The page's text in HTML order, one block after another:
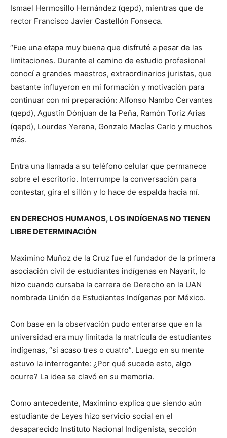
Ismael Hermosillo Hernández (qepd), mientras que de
rector Francisco Javier Castellón Fonseca.
“Fue una etapa muy buena que disfruté a pesar de las
limitaciones. Durante el camino de estudio profesional
conocí a grandes maestros, extraordinarios juristas, que
bastante influyeron en mi formación y motivación para
continuar con mi preparación: Alfonso Nambo Cervantes
(qepd), Agustín Dónjuan de la Peña, Ramón Toriz Arias
(qepd), Lourdes Yerena, Gonzalo Macías Carlo y muchos
más.
Entra una llamada a su teléfono celular que permanece
sobre el escritorio. Interrumpe la conversación para
contestar, gira el sillón y lo hace de espalda hacia mí.
EN DERECHOS HUMANOS, LOS INDÍGENAS NO TIENEN
LIBRE DETERMINACIÓN
Maximino Muñoz de la Cruz fue el fundador de la primera
asociación civil de estudiantes indígenas en Nayarit, lo
hizo cuando cursaba la carrera de Derecho en la UAN
nombrada Unión de Estudiantes Indígenas por México.
Con base en la observación pudo enterarse que en la
universidad era muy limitada la matrícula de estudiantes
indígenas, “si acaso tres o cuatro”. Luego en su mente
estuvo la interrogante: ¿Por qué sucede esto, algo
ocurre? La idea se clavó en su memoria.
Como antecedente, Maximino explica que siendo aún
estudiante de Leyes hizo servicio social en el
desaparecido Instituto Nacional Indigenista, sección